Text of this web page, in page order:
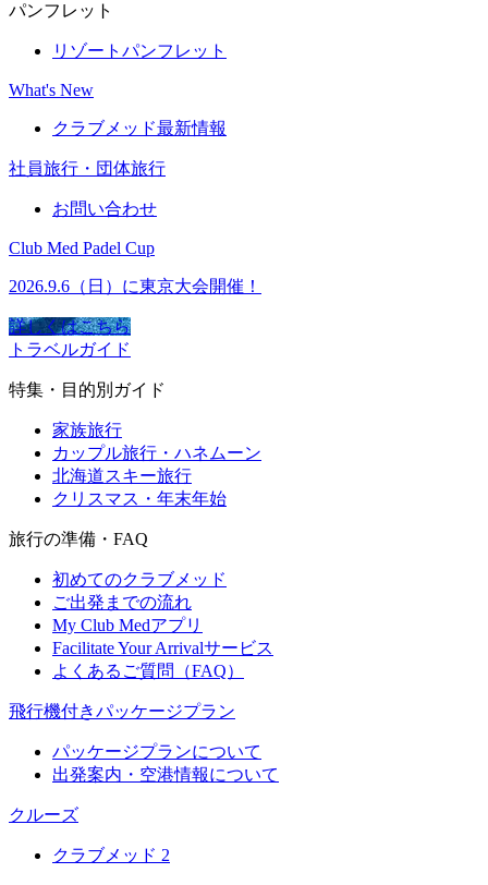
パンフレット
リゾートパンフレット
What's New
クラブメッド最新情報
社員旅行・団体旅行
お問い合わせ
Club Med Padel Cup
2026.9.6（日）に東京大会開催！
詳しくはこちら
トラベルガイド
特集・目的別ガイド
家族旅行
カップル旅行・ハネムーン
北海道スキー旅行
クリスマス・年末年始
旅行の準備・FAQ
初めてのクラブメッド
ご出発までの流れ
My Club Medアプリ
Facilitate Your Arrivalサービス
よくあるご質問（FAQ）
飛行機付きパッケージプラン
パッケージプランについて
出発案内・空港情報について
クルーズ
クラブメッド 2